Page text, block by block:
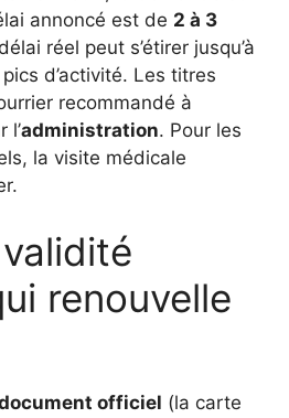
annoncé est de 2 à 3
réel peut s’étirer jusqu’à
d’activité. Les titres
recommandé à
l’administration. Pour les
la visite médicale
renouvelle
officiel (la carte